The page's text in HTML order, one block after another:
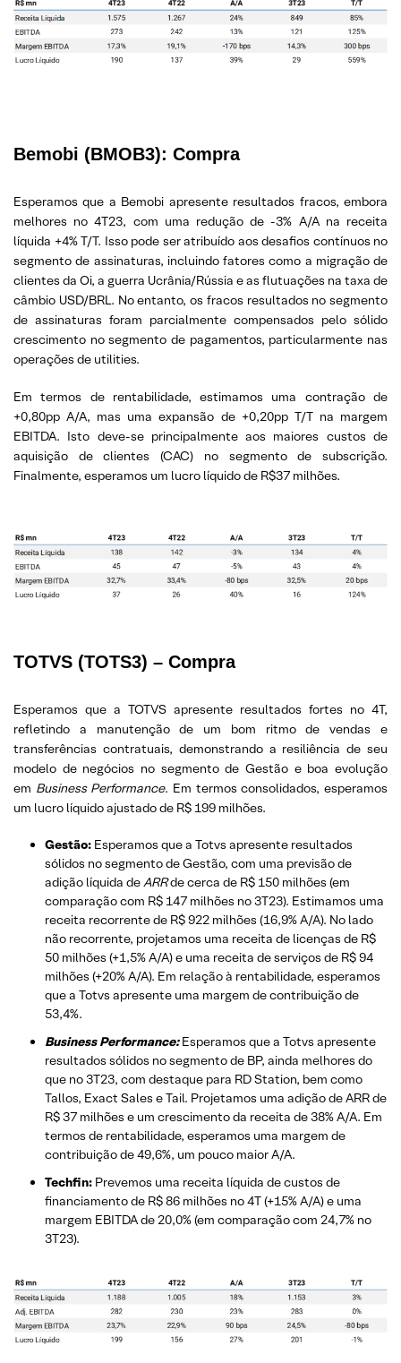
Bemobi (BMOB3): Compra
Esperamos que a Bemobi apresente resultados fracos, embora
melhores no 4T23, com uma redução de -3% A/A na receita
líquida +4% T/T. Isso pode ser atribuído aos desafios contínuos no
segmento de assinaturas, incluindo fatores como a migração de
clientes da Oi, a guerra Ucrânia/Rússia e as flutuações na taxa de
câmbio USD/BRL. No entanto, os fracos resultados no segmento
de assinaturas foram parcialmente compensados pelo sólido
crescimento no segmento de pagamentos, particularmente nas
operações de utilities.
Em termos de rentabilidade, estimamos uma contração de
+0,80pp A/A, mas uma expansão de +0,20pp T/T na margem
EBITDA. Isto deve-se principalmente aos maiores custos de
aquisição de clientes (CAC) no segmento de subscrição.
Finalmente, esperamos um lucro líquido de R$37 milhões.
TOTVS (TOTS3) – Compra
Esperamos que a TOTVS apresente resultados fortes no 4T,
refletindo a manutenção de um bom ritmo de vendas e
transferências contratuais, demonstrando a resiliência de seu
modelo de negócios no segmento de Gestão e boa evolução
em Business Performance. Em termos consolidados, esperamos
um lucro líquido ajustado de R$ 199 milhões.
Gestão: Esperamos que a Totvs apresente resultados
sólidos no segmento de Gestão, com uma previsão de
adição líquida deARRde cerca de R$ 150 milhões (em
comparação com R$ 147 milhões no 3T23). Estimamos uma
receita recorrente de R$ 922 milhões (16,9% A/A). No lado
não recorrente, projetamos uma receita de licenças de R$
50 milhões (+1,5% A/A) e uma receita de serviços de R$ 94
milhões (+20% A/A). Em relação à rentabilidade, esperamos
que a Totvs apresente uma margem de contribuição de
53,4%.
Business Performance:Esperamos que a Totvs apresente
resultados sólidos no segmento de BP, ainda melhores do
que no 3T23, com destaque para RD Station, bem como
Tallos, Exact Sales e Tail. Projetamos uma adição de ARR de
R$ 37 milhões e um crescimento da receita de 38% A/A. Em
termos de rentabilidade, esperamos uma margem de
contribuição de 49,6%, um pouco maior A/A.
Techfin: Prevemos uma receita líquida de custos de
financiamento de R$ 86 milhões no 4T (+15% A/A) e uma
margem EBITDA de 20,0% (em comparação com 24,7% no
3T23).